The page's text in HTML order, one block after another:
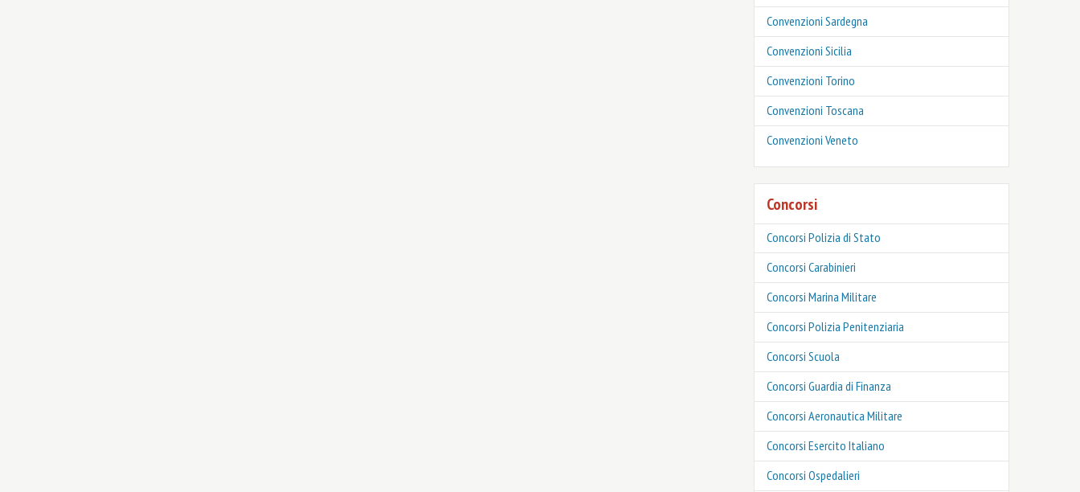
Convenzioni Sardegna
Convenzioni Sicilia
Convenzioni Torino
Convenzioni Toscana
Convenzioni Veneto
Concorsi
Concorsi Polizia di Stato
Concorsi Carabinieri
Concorsi Marina Militare
Concorsi Polizia Penitenziaria
Concorsi Scuola
Concorsi Guardia di Finanza
Concorsi Aeronautica Militare
Concorsi Esercito Italiano
Concorsi Ospedalieri